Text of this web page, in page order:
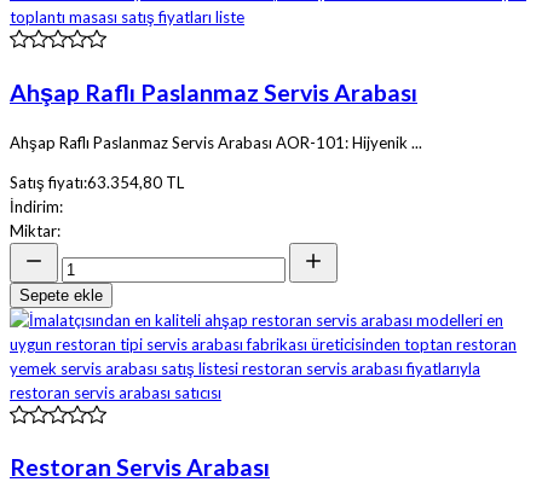
Ahşap Raflı Paslanmaz Servis Arabası
Ahşap Raflı Paslanmaz Servis Arabası AOR-101: Hijyenik ...
Satış fiyatı:63.354,80 TL
İndirim:
Miktar:
Sepete ekle
Restoran Servis Arabası